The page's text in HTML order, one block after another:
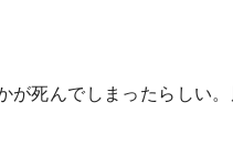
死んでしまったらしい